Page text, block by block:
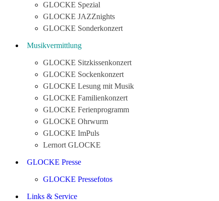
GLOCKE Spezial
GLOCKE JAZZnights
GLOCKE Sonderkonzert
Musikvermittlung
GLOCKE Sitzkissenkonzert
GLOCKE Sockenkonzert
GLOCKE Lesung mit Musik
GLOCKE Familienkonzert
GLOCKE Ferienprogramm
GLOCKE Ohrwurm
GLOCKE ImPuls
Lernort GLOCKE
GLOCKE Presse
GLOCKE Pressefotos
Links & Service